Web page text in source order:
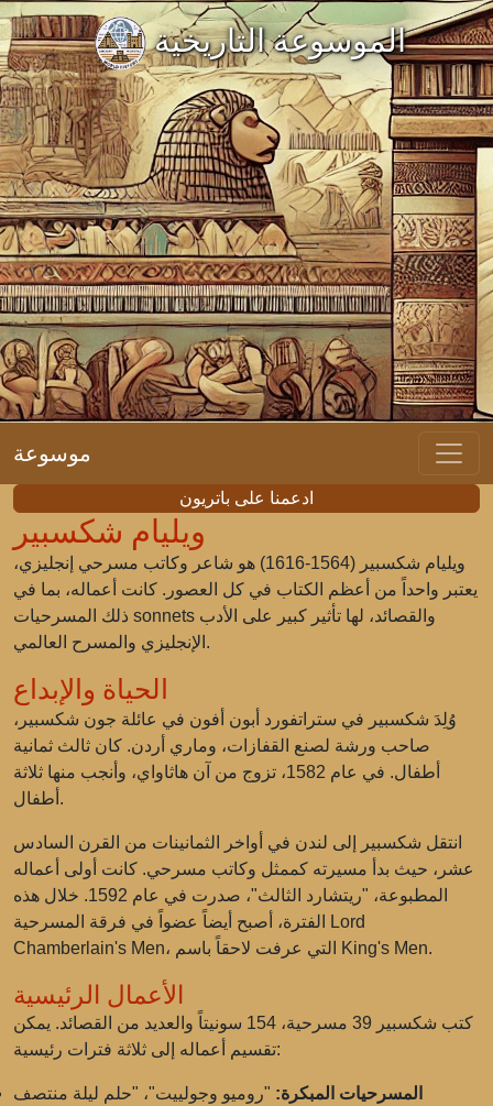
الموسوعة التاريخية
موسوعة
ادعمنا على باتريون
ويليام شكسبير
ويليام شكسبير (1564-1616) هو شاعر وكاتب مسرحي إنجليزي،
يعتبر واحداً من أعظم الكتاب في كل العصور. كانت أعماله، بما في
ذلك المسرحيات sonnets والقصائد، لها تأثير كبير على الأدب
الإنجليزي والمسرح العالمي.
الحياة والإبداع
وُلِدَ شكسبير في ستراتفورد أبون أفون في عائلة جون شكسبير،
صاحب ورشة لصنع القفازات، وماري أردن. كان ثالث ثمانية
أطفال. في عام 1582، تزوج من آن هاثاواي، وأنجب منها ثلاثة
أطفال.
انتقل شكسبير إلى لندن في أواخر الثمانينات من القرن السادس
عشر، حيث بدأ مسيرته كممثل وكاتب مسرحي. كانت أولى أعماله
المطبوعة، "ريتشارد الثالث"، صدرت في عام 1592. خلال هذه
الفترة، أصبح أيضاً عضواً في فرقة المسرحية Lord
Chamberlain's Men، التي عرفت لاحقاً باسم King's Men.
الأعمال الرئيسية
كتب شكسبير 39 مسرحية، 154 سونيتاً والعديد من القصائد. يمكن
تقسيم أعماله إلى ثلاثة فترات رئيسية:
المسرحيات المبكرة: "روميو وجولييت"، "حلم ليلة منتصف